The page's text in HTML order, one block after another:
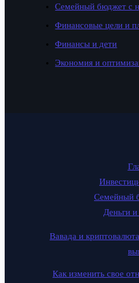
Семейный бюджет с
Финансовые цели и
Финансы и дети
Экономия и
Семейный
Деньги
Вавада и
Как изменить свое